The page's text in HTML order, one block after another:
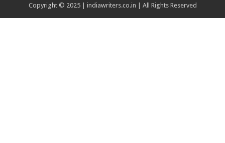
Copyright © 2025 | indiawriters.co.in | All Rights Reserved